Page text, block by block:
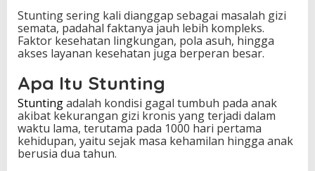
g
a
h
a
n
y
a
Stunting sering kali dianggap sebagai masalah gizi
semata, padahal faktanya jauh lebih kompleks.
Faktor kesehatan lingkungan, pola asuh, hingga
akses layanan kesehatan juga berperan besar.
Apa Itu Stunting
Stuntingadalah kondisi gagal tumbuh pada anak
akibat kekurangan gizi kronis yang terjadi dalam
waktu lama, terutama pada 1000 hari pertama
kehidupan, yaitu sejak masa kehamilan hingga anak
berusia dua tahun.